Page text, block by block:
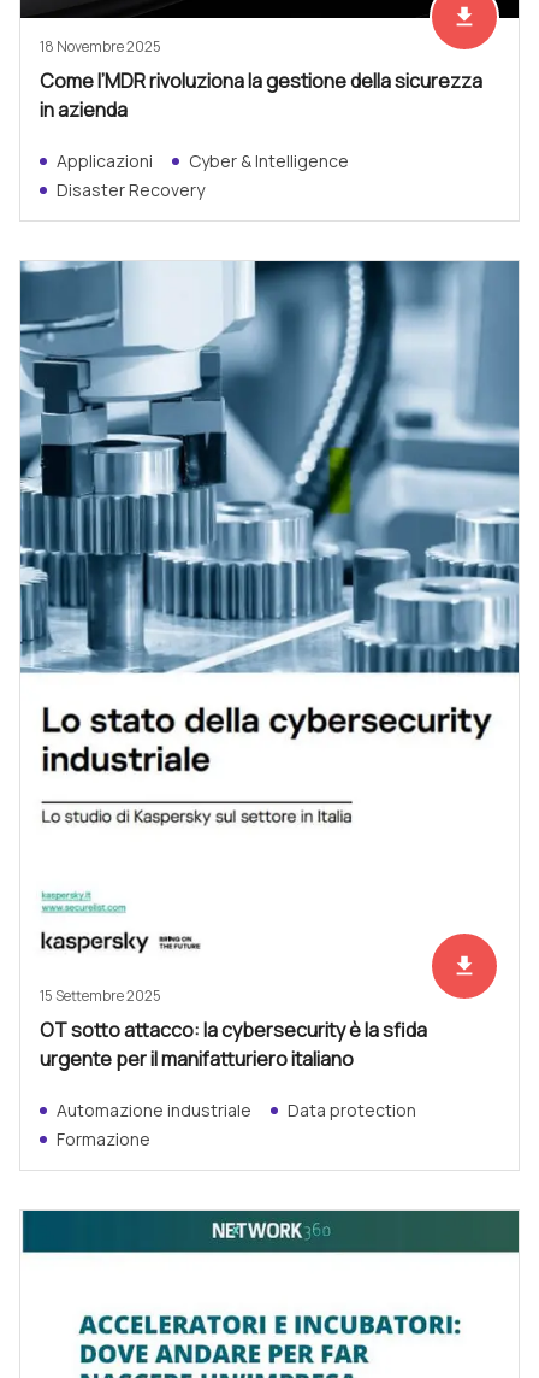
Scarica
file_download
18 Novembre 2025
Come l’MDR rivoluziona la gestione della sicurezza
in azienda
Applicazioni
Cyber & Intelligence
Disaster Recovery
Scarica
file_download
15 Settembre 2025
OT sotto attacco: la cybersecurity è la sfida
urgente per il manifatturiero italiano
Automazione industriale
Data protection
Formazione